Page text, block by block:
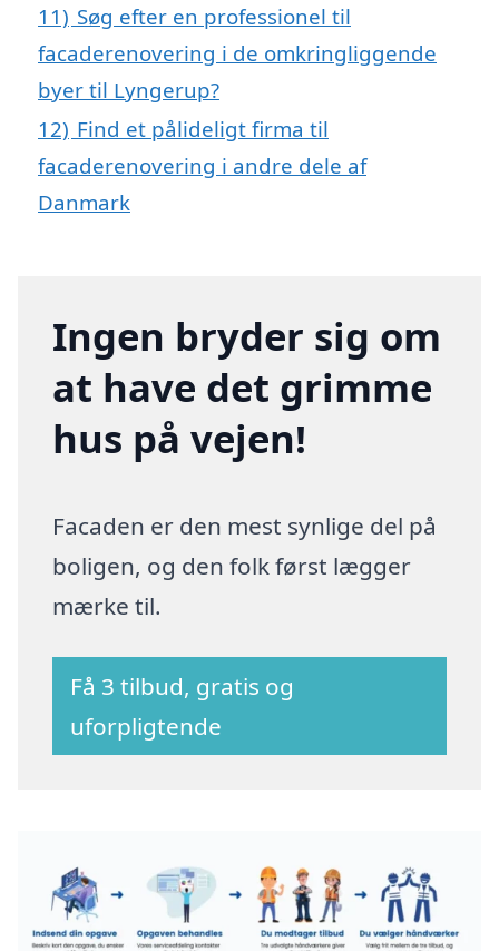
11) Søg efter en professionel til
facaderenovering i de omkringliggende
byer til Lyngerup?
12) Find et pålideligt firma til
facaderenovering i andre dele af
Danmark
Ingen bryder sig om
at have det grimme
hus på vejen!
Facaden er den mest synlige del på
boligen, og den folk først lægger
mærke til.
Få 3 tilbud, gratis og
uforpligtende